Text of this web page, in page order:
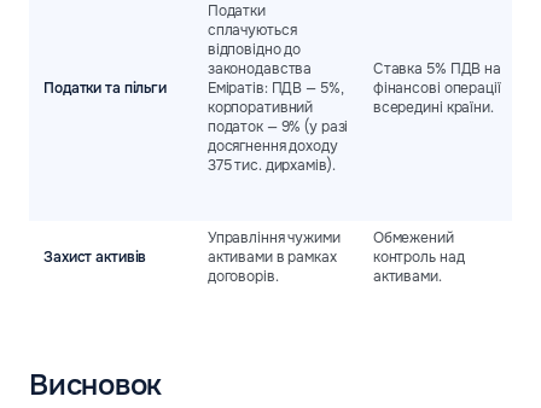
Податки та пільги
Податки
сплачуються
відповідно до
законодавства
Еміратів: ПДВ — 5%,
корпоративний
податок — 9% (у разі
досягнення доходу
375 тис. дирхамів).
Ставка 5% ПДВ на
фінансові операції
всередині країни.
Захист активів
Управління чужими
активами в рамках
договорів.
Обмежений
контроль над
активами.
Висновок